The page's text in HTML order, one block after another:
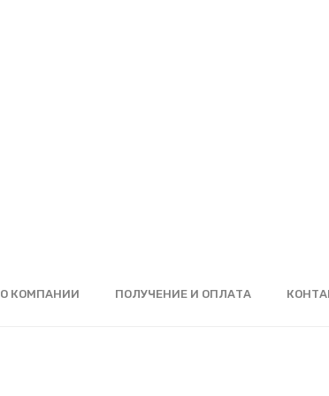
О КОМПАНИИ ПОЛУЧЕНИЕ И ОПЛАТА